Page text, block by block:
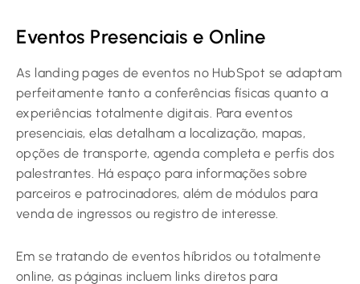
Eventos Presenciais e Online
As landing pages de eventos no HubSpot se adaptam
perfeitamente tanto a conferências físicas quanto a
experiências totalmente digitais. Para eventos
presenciais, elas detalham a localização, mapas,
opções de transporte, agenda completa e perfis dos
palestrantes. Há espaço para informações sobre
parceiros e patrocinadores, além de módulos para
venda de ingressos ou registro de interesse.
Em se tratando de eventos híbridos ou totalmente
online, as páginas incluem links diretos para